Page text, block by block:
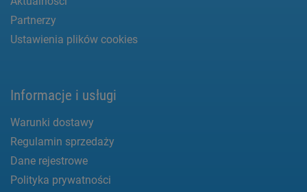
Partnerzy
Ustawienia plików cookies
Informacje i usługi
Warunki dostawy
Regulamin sprzedaży
Dane rejestrowe
Polityka prywatności